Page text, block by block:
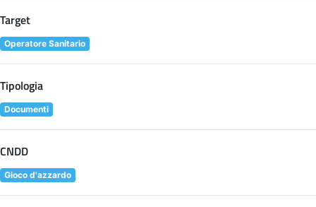
Target
Operatore Sanitario
Tipologia
Documenti
CNDD
Gioco d'azzardo